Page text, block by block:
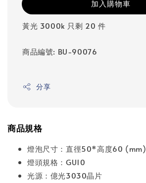
加入購物車
黃光 3000k 只剩 20 件
商品編號: BU-90076
分享
商品規格
燈泡尺寸：直徑50*高度60 (mm)
燈頭規格：GU10
光源：億光3030晶片